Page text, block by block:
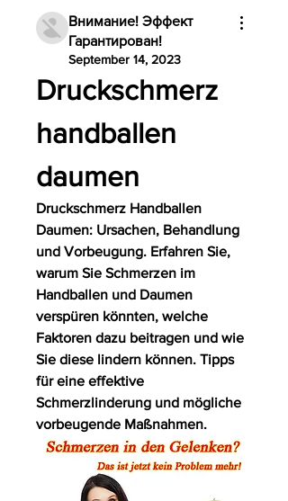
Внимание! Эффект
Гарантирован!
September 14, 2023
Druckschmerz
handballen
daumen
Druckschmerz Handballen
Daumen: Ursachen, Behandlung
und Vorbeugung. Erfahren Sie,
warum Sie Schmerzen im
Handballen und Daumen
verspüren könnten, welche
Faktoren dazu beitragen und wie
Sie diese lindern können. Tipps
für eine effektive
Schmerzlinderung und mögliche
vorbeugende Maßnahmen.